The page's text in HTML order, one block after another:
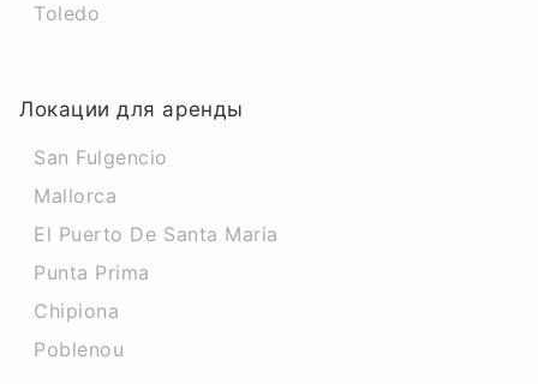
Toledo
Локации для аренды
San Fulgencio
Mallorca
El Puerto De Santa Maria
Punta Prima
Chipiona
Poblenou